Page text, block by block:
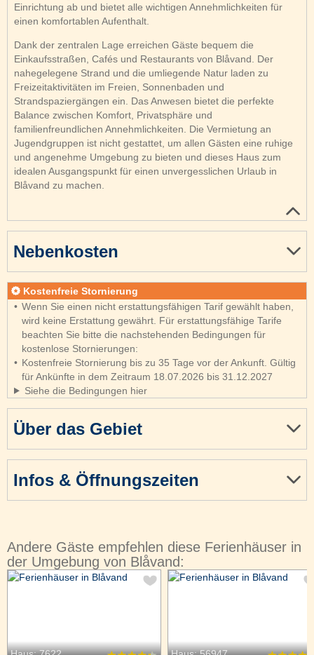
Einrichtung ab und bietet alle wichtigen Annehmlichkeiten für
einen komfortablen Aufenthalt.
Dank der zentralen Lage erreichen Gäste bequem die
Einkaufsstraßen, Cafés und Restaurants von Blåvand. Der
nahegelegene Strand und die umliegende Natur laden zu
Freizeitaktivitäten im Freien, Sonnenbaden und
Strandspaziergängen ein. Das Anwesen bietet die perfekte
Balance zwischen Komfort, Privatsphäre und
familienfreundlichen Annehmlichkeiten. Die Vermietung an
Jugendgruppen ist nicht gestattet, um allen Gästen eine ruhige
und angenehme Umgebung zu bieten und dieses Haus zum
idealen Ausgangspunkt für einen unvergesslichen Urlaub in
Blåvand zu machen.
Über das Gebiet
Infos & Öffnungszeiten
Nebenkosten
Kostenfreie Stornierung
Wenn Sie einen nicht erstattungsfähigen Tarif gewählt haben,
wird keine Erstattung gewährt. Für erstattungsfähige Tarife
beachten Sie bitte die nachstehenden Bedingungen für
kostenlose Stornierungen:
Kostenfreie Stornierung bis zu 35 Tage vor der Ankunft. Gültig
für Ankünfte in dem Zeitraum 18.07.2026 bis 31.12.2027
Siehe die Bedingungen hier
Andere Gäste empfehlen diese Ferienhäuser in
der Umgebung von Blåvand: